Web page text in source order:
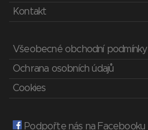
Kontakt
Všeobecné obchodní podmínky
Ochrana osobních údajů
Cookies
Podpořte nás na Facebooku